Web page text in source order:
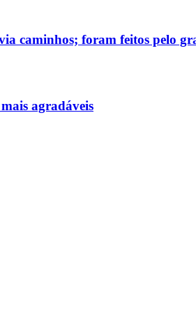
caminhos; foram feitos pelo
agradáveis